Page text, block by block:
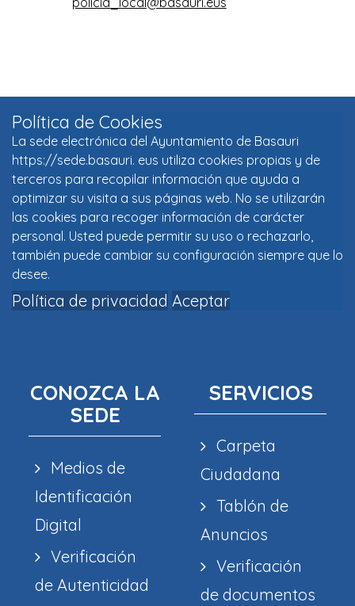
Política de Cookies
La sede electrónica del Ayuntamiento de Basauri
https://sede.basauri. eus utiliza cookies propias y de
terceros para recopilar información que ayuda a
optimizar su visita a sus páginas web. No se utilizarán
las cookies para recoger información de carácter
personal. Usted puede permitir su uso o rechazarlo,
también puede cambiar su configuración siempre que lo
desee.
Política de privacidad Aceptar
CONOZCA LA
SEDE
Medios de
Identificación
Digital
Verificación
de Autenticidad
SERVICIOS
Carpeta
Ciudadana
Tablón de
Anuncios
Verificación
de documentos